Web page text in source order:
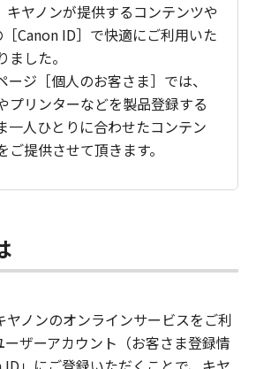
キヤノンが提供するコンテンツや
Canon ID］で快適にご利用いた
した。
ージ［個人のお客さま］では、
プリンターなどを製品登録する
一人ひとりに合わせたコンテン
提供させて頂きます。
ヤノンのオンラインサービスをご利
ザーアカウント（お客さま登録情